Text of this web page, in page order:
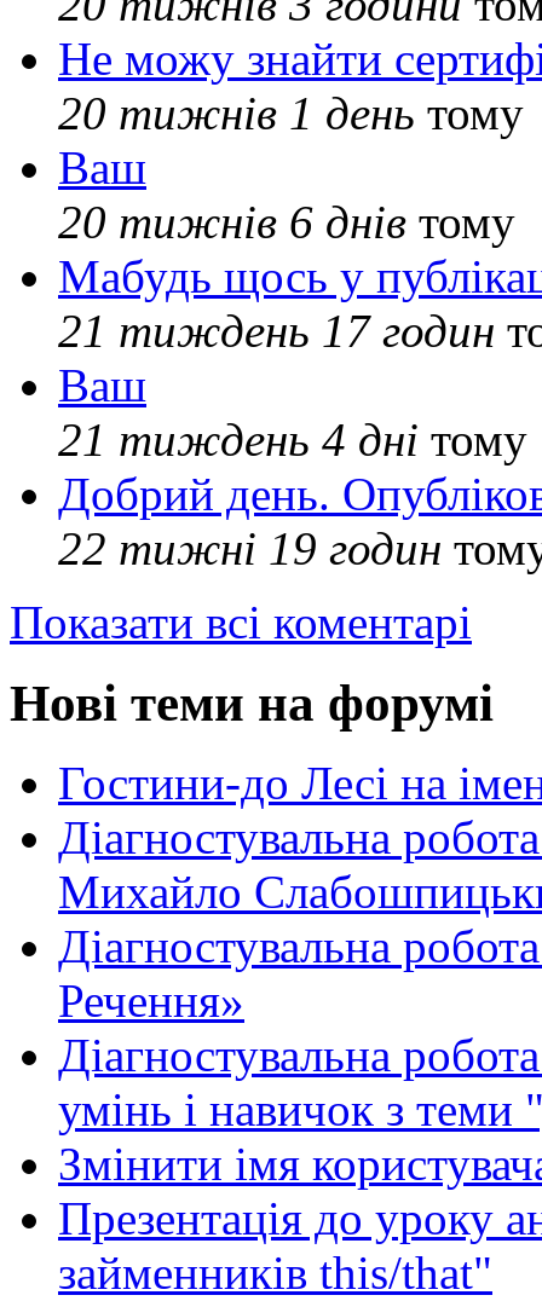
Не можу знайти
20 тижнів 1 день тому
Ваш
20 тижнів 6 днів тому
Мабудь щось у
21 тиждень 17 годин
Ваш
21 тиждень 4 дні тому
Добрий день.
22 тижні 19 годин
Показати всі коментарі
Нові теми на форумі
Гостини-до Лесі на
Діагностувальна
Михайло
Діагностувальна
Речення»
Діагностувальна
умінь і навичок з теми
Змінити імя
Презентація до уроку
займенників this/that"